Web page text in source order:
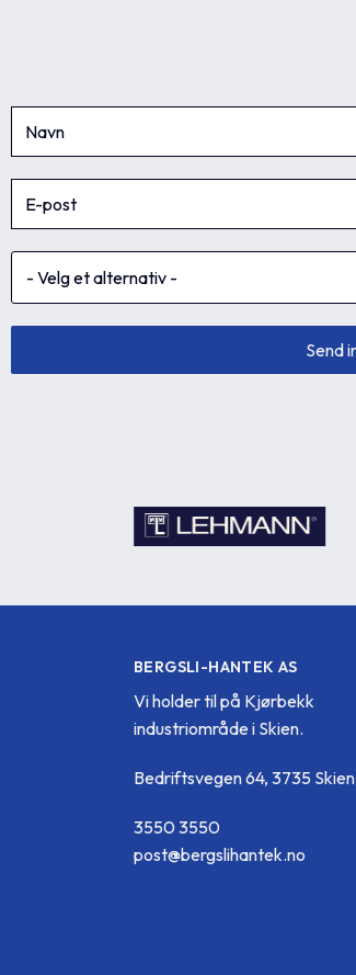
BERGSLI-HANTEK AS
Vi holder til på Kjørbekk
industriområde i Skien.
Bedriftsvegen 64, 3735 Skien
3550 3550
post@bergslihantek.no